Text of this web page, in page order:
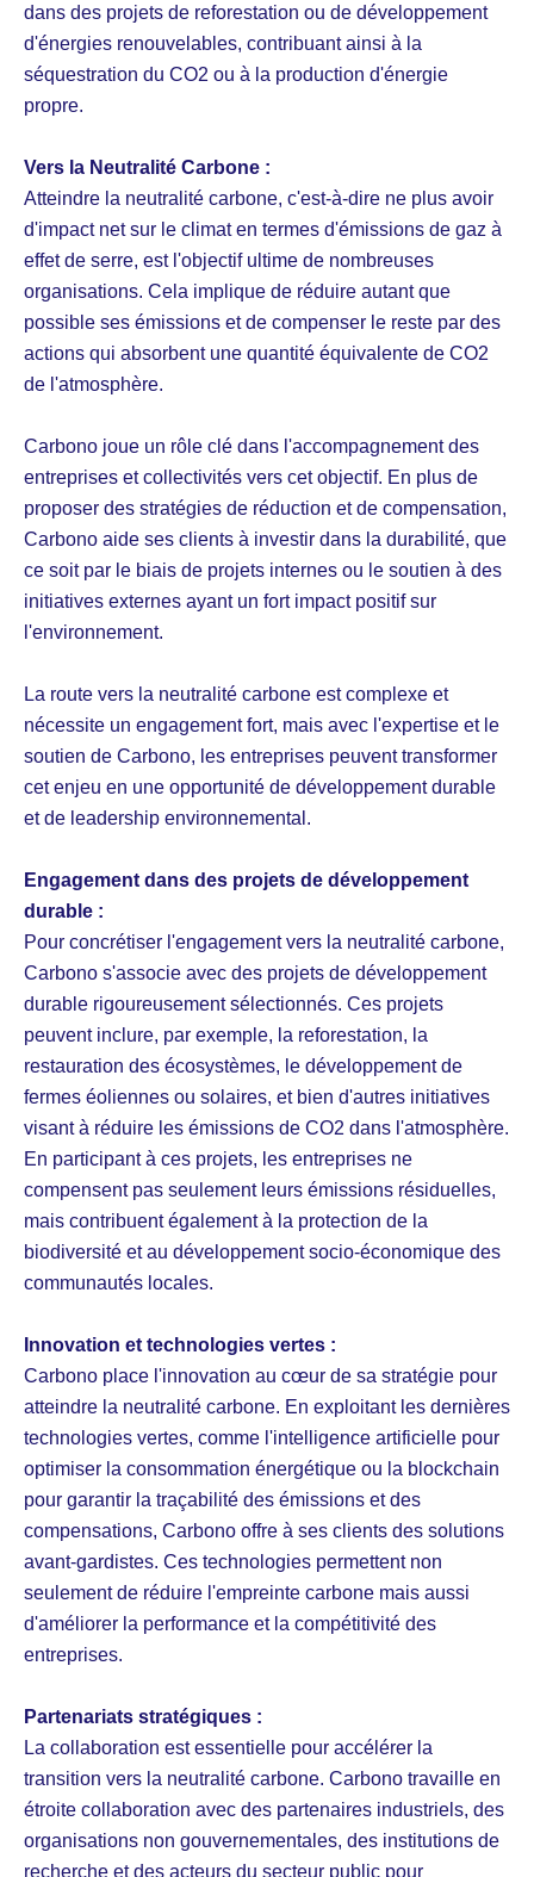
dans des projets de reforestation ou de développement
d'énergies renouvelables, contribuant ainsi à la
séquestration du CO2 ou à la production d'énergie
propre.
Vers la Neutralité Carbone :
Atteindre la neutralité carbone, c'est-à-dire ne plus avoir
d'impact net sur le climat en termes d'émissions de gaz à
effet de serre, est l'objectif ultime de nombreuses
organisations. Cela implique de réduire autant que
possible ses émissions et de compenser le reste par des
actions qui absorbent une quantité équivalente de CO2
de l'atmosphère.
Carbono joue un rôle clé dans l'accompagnement des
entreprises et collectivités vers cet objectif. En plus de
proposer des stratégies de réduction et de compensation,
Carbono aide ses clients à investir dans la durabilité, que
ce soit par le biais de projets internes ou le soutien à des
initiatives externes ayant un fort impact positif sur
l'environnement.
La route vers la neutralité carbone est complexe et
nécessite un engagement fort, mais avec l'expertise et le
soutien de Carbono, les entreprises peuvent transformer
cet enjeu en une opportunité de développement durable
et de leadership environnemental.
Engagement dans des projets de développement
durable :
Pour concrétiser l'engagement vers la neutralité carbone,
Carbono s'associe avec des projets de développement
durable rigoureusement sélectionnés. Ces projets
peuvent inclure, par exemple, la reforestation, la
restauration des écosystèmes, le développement de
fermes éoliennes ou solaires, et bien d'autres initiatives
visant à réduire les émissions de CO2 dans l'atmosphère.
En participant à ces projets, les entreprises ne
compensent pas seulement leurs émissions résiduelles,
mais contribuent également à la protection de la
biodiversité et au développement socio-économique des
communautés locales.
Innovation et technologies vertes :
Carbono place l'innovation au cœur de sa stratégie pour
atteindre la neutralité carbone. En exploitant les dernières
technologies vertes, comme l'intelligence artificielle pour
optimiser la consommation énergétique ou la blockchain
pour garantir la traçabilité des émissions et des
compensations, Carbono offre à ses clients des solutions
avant-gardistes. Ces technologies permettent non
seulement de réduire l'empreinte carbone mais aussi
d'améliorer la performance et la compétitivité des
entreprises.
Partenariats stratégiques :
La collaboration est essentielle pour accélérer la
transition vers la neutralité carbone. Carbono travaille en
étroite collaboration avec des partenaires industriels, des
organisations non gouvernementales, des institutions de
recherche et des acteurs du secteur public pour